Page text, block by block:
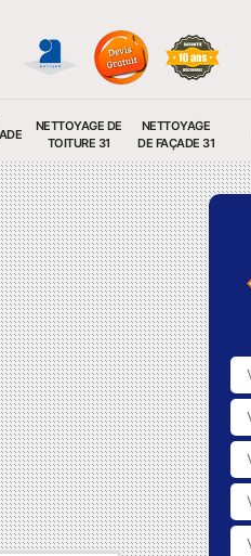
NETTOYAGE DE
TOITURE 31
NETTOYAGE
DE FAÇADE 31